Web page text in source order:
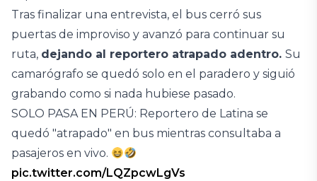
Tras finalizar una entrevista, el bus cerró sus
puertas de improviso y avanzó para continuar su
ruta, dejando al reportero atrapado adentro. Su
camarógrafo se quedó solo en el paradero y siguió
grabando como si nada hubiese pasado.
SOLO PASA EN PERÚ: Reportero de Latina se
quedó "atrapado" en bus mientras consultaba a
pasajeros en vivo.
pic.twitter.com/LQZpcwLgVs